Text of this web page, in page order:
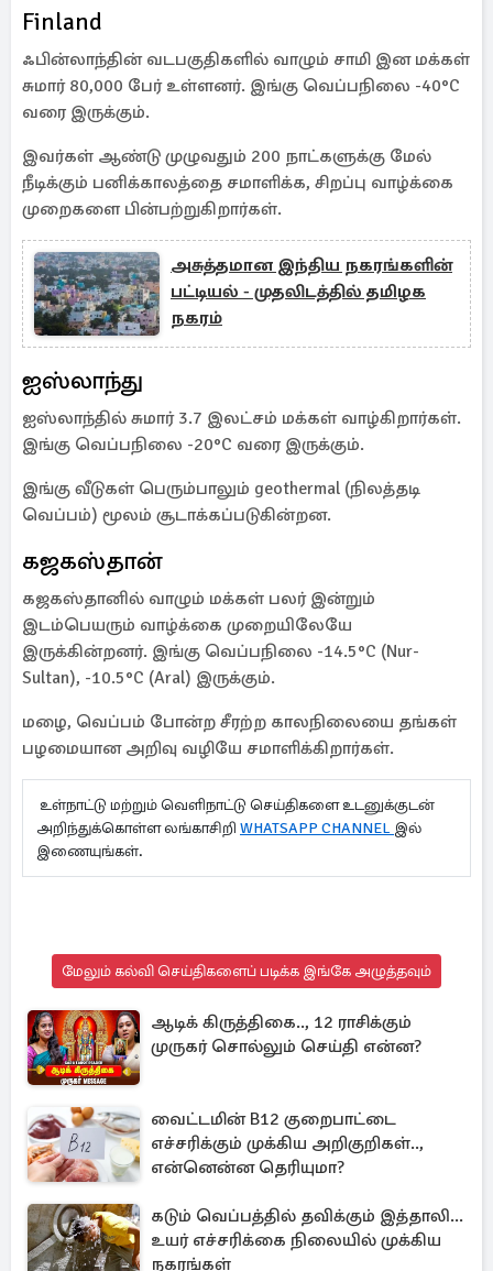
Finland
ஃபின்லாந்தின் வடபகுதிகளில் வாழும் சாமி இன மக்கள்
சுமார் 80,000 பேர் உள்ளனர். இங்கு வெப்பநிலை -40°C
வரை இருக்கும்.
இவர்கள் ஆண்டு முழுவதும் 200 நாட்களுக்கு மேல்
நீடிக்கும் பனிக்காலத்தை சமாளிக்க, சிறப்பு வாழ்க்கை
முறைகளை பின்பற்றுகிறார்கள்.
அசுத்தமான இந்திய நகரங்களின்
பட்டியல் - முதலிடத்தில் தமிழக
நகரம்
ஐஸ்லாந்து
ஐஸ்லாந்தில் சுமார் 3.7 இலட்சம் மக்கள் வாழ்கிறார்கள்.
இங்கு வெப்பநிலை -20°C வரை இருக்கும்.
இங்கு வீடுகள் பெரும்பாலும் geothermal (நிலத்தடி
வெப்பம்) மூலம் சூடாக்கப்படுகின்றன.
கஜகஸ்தான்
கஜகஸ்தானில் வாழும் மக்கள் பலர் இன்றும்
இடம்பெயரும் வாழ்க்கை முறையிலேயே
இருக்கின்றனர். இங்கு வெப்பநிலை -14.5°C (Nur-
Sultan), -10.5°C (Aral) இருக்கும்.
மழை, வெப்பம் போன்ற சீரற்ற காலநிலையை தங்கள்
பழமையான அறிவு வழியே சமாளிக்கிறார்கள்.
உள்நாட்டு மற்றும் வெளிநாட்டு செய்திகளை உடனுக்குடன்
அறிந்துக்கொள்ள லங்காசிறி WHATSAPP CHANNEL இல்
இணையுங்கள்.
மேலும் கல்வி செய்திகளைப் படிக்க இங்கே அழுத்தவும்
ஆடிக் கிருத்திகை.., 12 ராசிக்கும்
முருகர் சொல்லும் செய்தி என்ன?
வைட்டமின் B12 குறைபாட்டை
எச்சரிக்கும் முக்கிய அறிகுறிகள்..,
என்னென்ன தெரியுமா?
கடும் வெப்பத்தில் தவிக்கும் இத்தாலி...
உயர் எச்சரிக்கை நிலையில் முக்கிய
நகரங்கள்